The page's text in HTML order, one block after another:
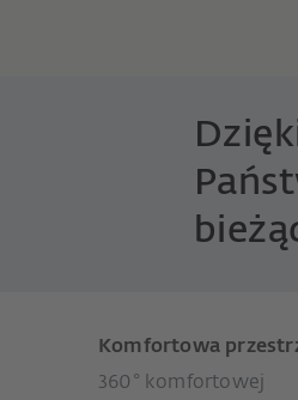
Komfortowa
360° komfortowej